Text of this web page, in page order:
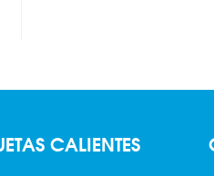
forma de varilla,
CALIENTES